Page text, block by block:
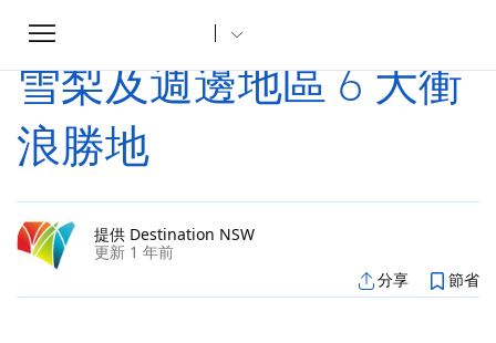
Toggle
navigation
家 雪梨及週邊地區 6 大衝浪勝地
雪梨及週邊地區 6 大衝
浪勝地
提供 Destination NSW
更新 1 年前
分享 節省